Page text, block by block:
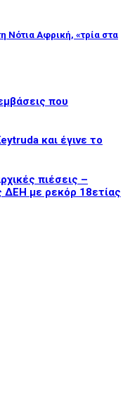
Νότια Αφρική, «τρία στα
που
και έγινε το
πιέσεις –
ΔΕΗ με ρεκόρ 18ετίας